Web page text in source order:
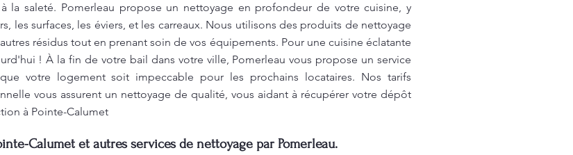
la saleté. Pomerleau propose un nettoyage en profondeur de votre cuisine, y
les surfaces, les éviers, et les carreaux. Nous utilisons des produits de nettoyage
résidus tout en prenant soin de vos équipements. Pour une cuisine éclatante
! À la fin de votre bail dans votre ville, Pomerleau vous propose un service
votre logement soit impeccable pour les prochains locataires. Nos tarifs
vous assurent un nettoyage de qualité, vous aidant à récupérer votre dépôt
à Pointe-Calumet
Calumet et autres services de nettoyage par Pomerleau.